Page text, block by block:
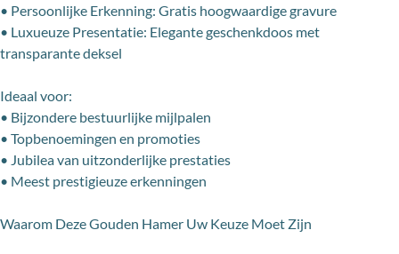
• Persoonlijke Erkenning: Gratis hoogwaardige gravure
• Luxueuze Presentatie: Elegante geschenkdoos met
transparante deksel
Ideaal voor:
• Bijzondere bestuurlijke mijlpalen
• Topbenoemingen en promoties
• Jubilea van uitzonderlijke prestaties
• Meest prestigieuze erkenningen
Waarom Deze Gouden Hamer Uw Keuze Moet Zijn